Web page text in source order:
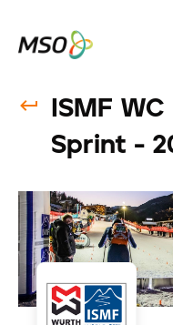
ISMF
Sprint -